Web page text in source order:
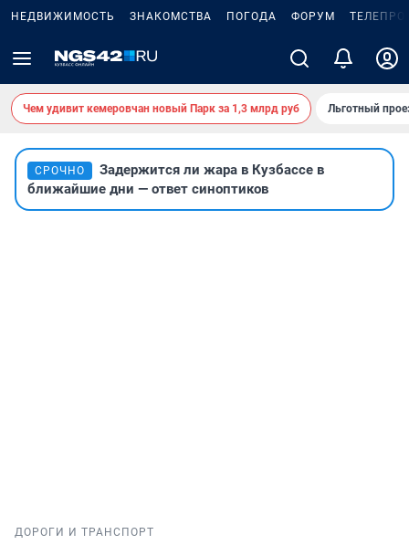
НЕДВИЖИМОСТЬ ЗНАКОМСТВА ПОГОДА ФОРУМ
Чем удивит кемеровчан новый Парк за 1,3 млрд руб Льготный
СРОЧНО
Задержится ли жара в Кузбассе в
ближайшие дни — ответ синоптиков
ДОРОГИ И ТРАНСПОРТ